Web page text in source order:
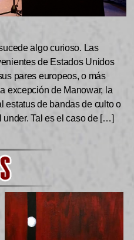
algo curioso. Las
de Estados Unidos
pares europeos, o más
excepción de Manowar, la
estatus de bandas de culto o
Tal es el caso de […]